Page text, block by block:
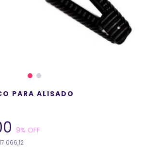
PARA ALISADO
9% OFF